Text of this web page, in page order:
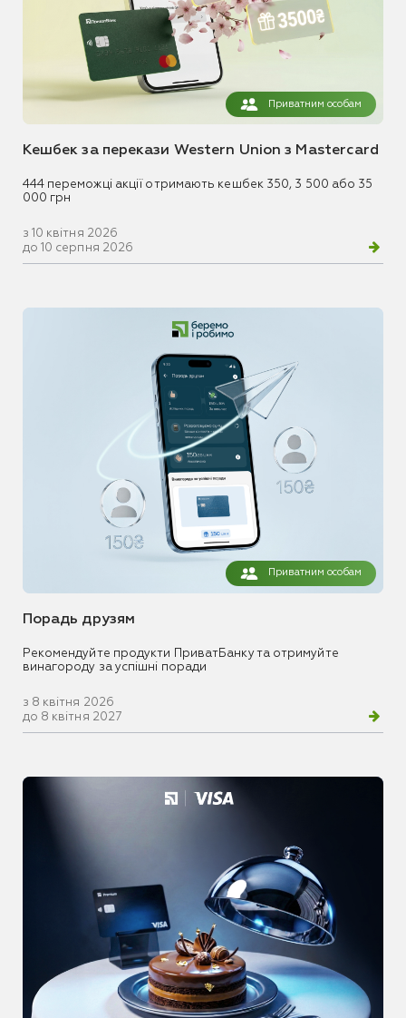
Приватним особам
Кешбек за перекази Western Union з Mastercard
444 переможці акції отримають кешбек 350, 3 500 або 35
000 грн
з 10 квітня 2026
до 10 серпня 2026
Приватним особам
Порадь друзям
Рекомендуйте продукти ПриватБанку та отримуйте
винагороду за успішні поради
з 8 квітня 2026
до 8 квітня 2027